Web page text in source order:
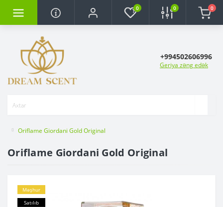
0 0 0
+994502606996
Geriya zəng edək
Oriflame Giordani Gold Original
Oriflame Giordani Gold Original
Məşhur
Satılıb